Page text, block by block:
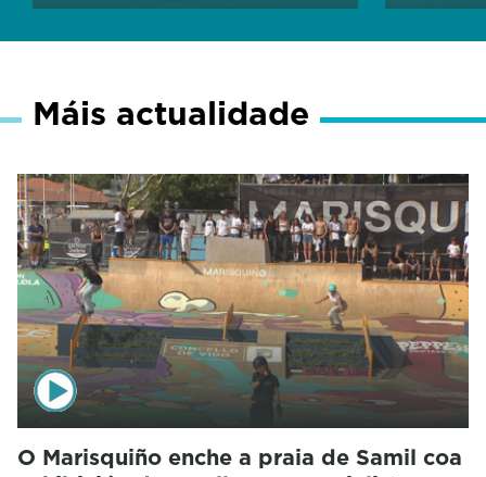
Máis actualidade
O Marisquiño enche a praia de Samil coa